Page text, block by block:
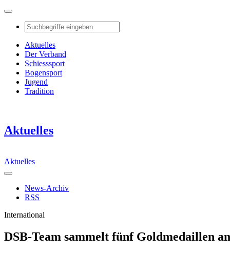
Aktuelles
Der Verband
Schiesssport
Bogensport
Jugend
Tradition
Aktuelles
Aktuelles
News-Archiv
RSS
International
DSB-Team sammelt fünf Goldmedaillen